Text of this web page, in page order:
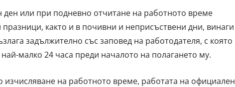
или при подневно отчитане на работното време
както и в почивни и неприсъствени дни, винаги
задължително със заповед на работодателя, с която
малко 24 часа преди началото на полагането му.
на работното време, работата на официален